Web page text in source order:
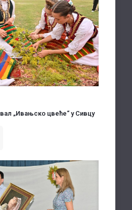
„Ивањско цвеће“ у Сивцу